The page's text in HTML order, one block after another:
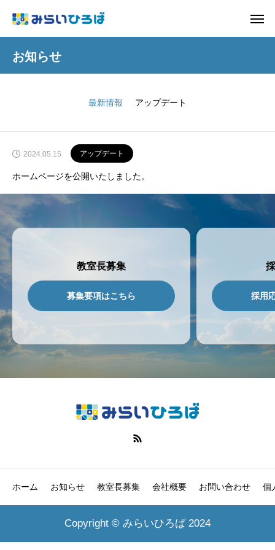
お知らせ
最新情報 アップデート
2024.05.15 アップデート
ホームページを公開いたしました。
教室長募集
募集要項はこちら 採用
ホーム お知らせ 教室長募集 会社概要 お問い合わせ 個
Copyright © みらいひろば 2024